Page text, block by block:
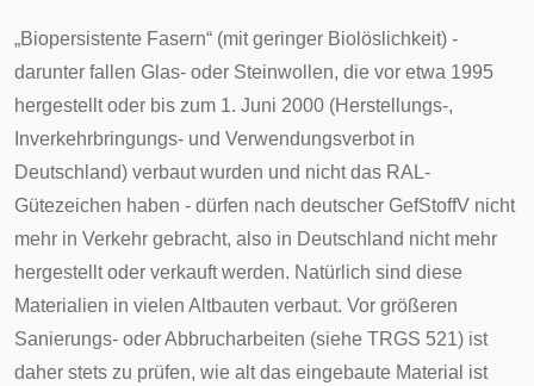
„Biopersistente Fasern“ (mit geringer Biolöslichkeit) -
darunter fallen Glas- oder Steinwollen, die vor etwa 1995
hergestellt oder bis zum 1. Juni 2000 (Herstellungs-,
Inverkehrbringungs- und Verwendungsverbot in
Deutschland) verbaut wurden und nicht das RAL-
Gütezeichen haben - dürfen nach deutscher GefStoffV nicht
mehr in Verkehr gebracht, also in Deutschland nicht mehr
hergestellt oder verkauft werden. Natürlich sind diese
Materialien in vielen Altbauten verbaut. Vor größeren
Sanierungs- oder Abbrucharbeiten (siehe TRGS 521) ist
daher stets zu prüfen, wie alt das eingebaute Material ist